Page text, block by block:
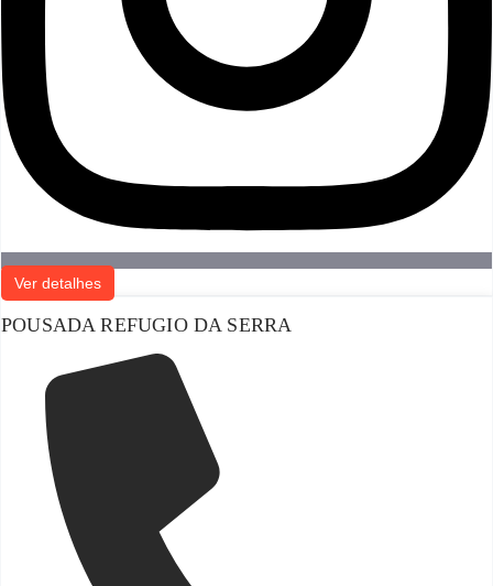
Ver detalhes
POUSADA REFUGIO DA SERRA